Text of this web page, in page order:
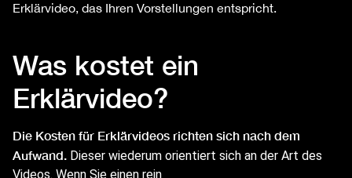
Erklärvideo, das Ihren Vorstellungen entspricht.
Was kostet ein
Erklärvideo?
Die Kosten für Erklärvideos richten sich nach dem
Aufwand. Dieser wiederum orientiert sich an der Art des
Videos. Wenn Sie einen rein